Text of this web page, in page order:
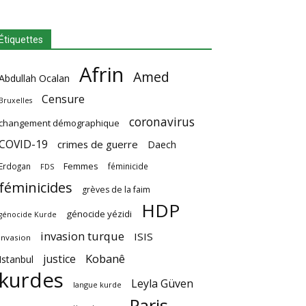
Ocalan Afrin Amed
Censure
démographique coronavirus
19 crimes de guerre Daech
FDS Femmes féminicide
grèves de la faim
Kurde génocide yézidi HDP
invasion turque ISIS
justice Kobanê
langue kurde Leyla Güven